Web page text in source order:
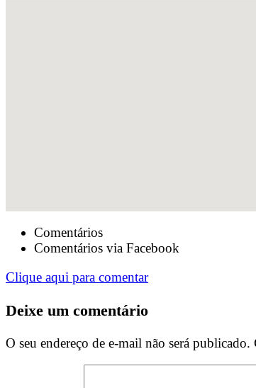
Comentários
Comentários via Facebook
Clique aqui para comentar
Deixe um comentário
O seu endereço de e-mail não será publicado.